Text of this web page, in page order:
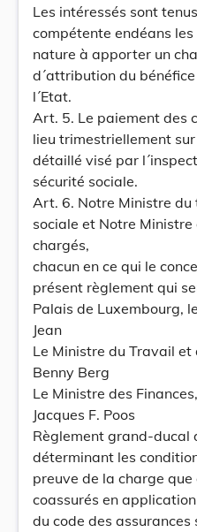
Les intéressés sont
compétente endéans
nature à apporter un
d´attribution du
l´Etat.
Art. 5. Le paiement des
lieu trimestriellement
détaillé visé par
sécurité sociale.
Art. 6. Notre Ministre
sociale et Notre
chargés,
chacun en ce qui le
présent règlement qui
Palais de Luxembourg,
Jean
Le Ministre du Travail et
Benny Berg
Le Ministre des Finances,
Jacques F. Poos
Règlement grand-ducal
déterminant les
preuve de la charge
coassurés en
du code des assurances